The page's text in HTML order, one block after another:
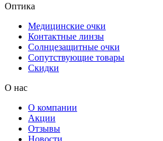
Оптика
Медицинские очки
Контактные линзы
Солнцезащитные очки
Сопутствующие товары
Скидки
О нас
О компании
Акции
Отзывы
Новости